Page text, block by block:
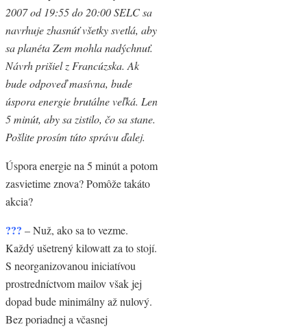
2007 od 19:55 do 20:00 SELC sa
navrhuje zhasnúť všetky svetlá, aby
sa planéta Zem mohla nadýchnuť.
Návrh prišiel z Francúzska. Ak
bude odpoveď masívna, bude
úspora energie brutálne veľká. Len
5 minút, aby sa zistilo, čo sa stane.
Pošlite prosím túto správu ďalej.
Úspora energie na 5 minút a potom
zasvietime znova? Pomôže takáto
akcia?
??? – Nuž, ako sa to vezme.
Každý ušetrený kilowatt za to stojí.
S neorganizovanou iniciatívou
prostredníctvom mailov však jej
dopad bude minimálny až nulový.
Bez poriadnej a včasnej